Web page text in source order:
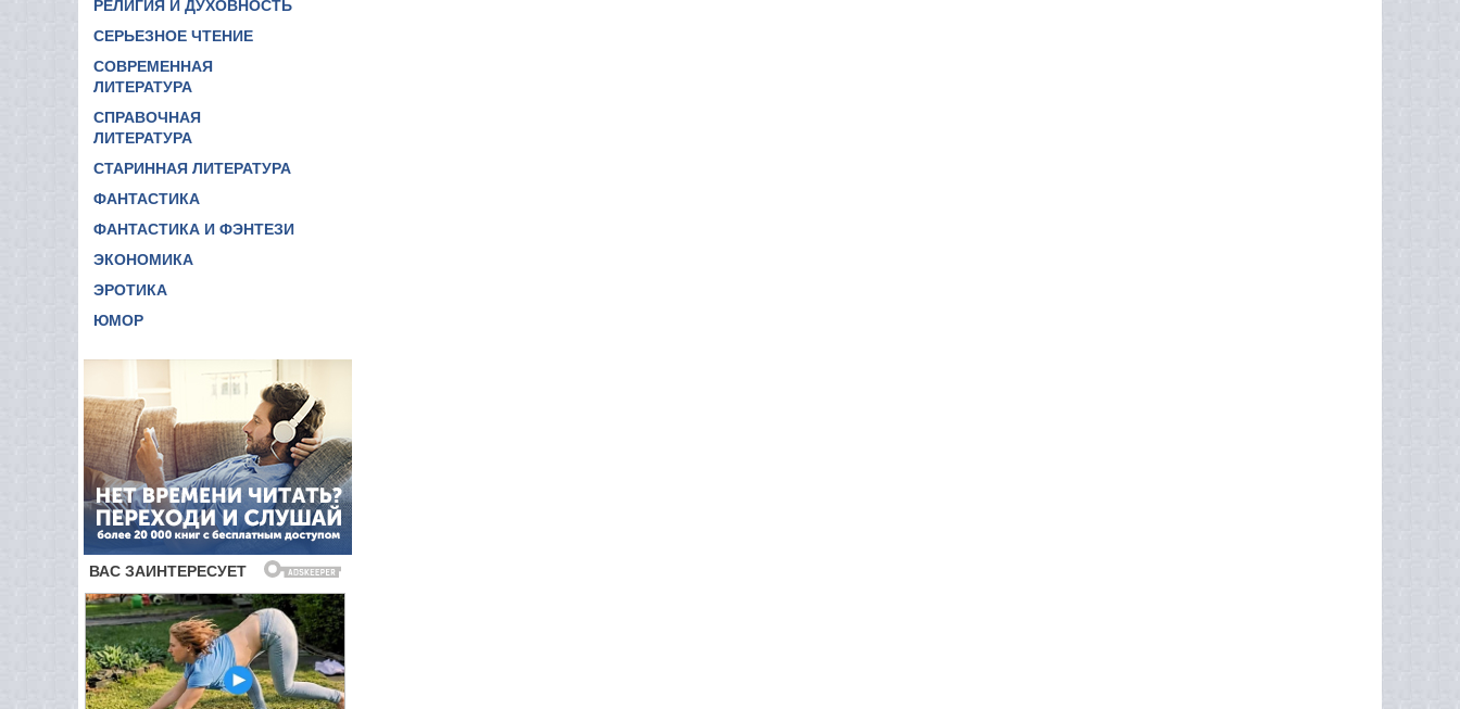
РЕЛИГИЯ И ДУХОВНОСТЬ
СЕРЬЕЗНОЕ ЧТЕНИЕ
СОВРЕМЕННАЯ
ЛИТЕРАТУРА
СПРАВОЧНАЯ
ЛИТЕРАТУРА
СТАРИННАЯ ЛИТЕРАТУРА
ФАНТАСТИКА
ФАНТАСТИКА И ФЭНТЕЗИ
ЭКОНОМИКА
ЭРОТИКА
ЮМОР